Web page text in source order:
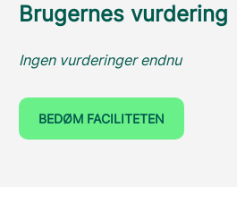
Brugernes vurdering
Ingen vurderinger endnu
BEDØM FACILITETEN